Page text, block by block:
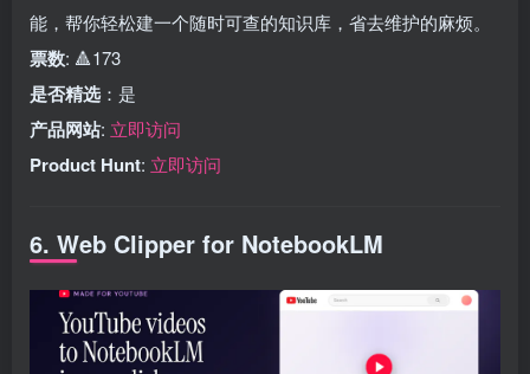
能，帮你轻松建一个随时可查的知识库，省去维护的麻烦。
票数: 🔺173
是否精选 ：是
产品网站: 立即访问
Product Hunt: 立即访问
6. Web Clipper for NotebookLM